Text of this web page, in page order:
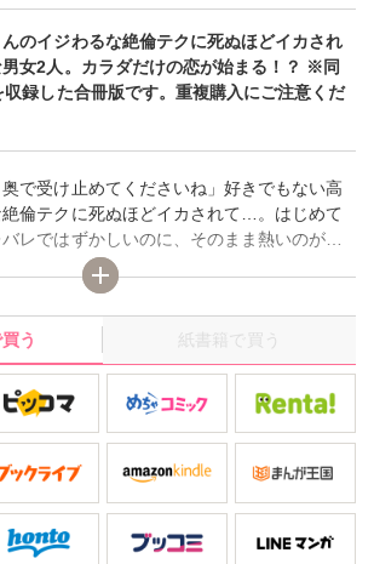
のイジわるな絶倫テクに死ぬほどイカされ
女2人。カラダだけの恋が始まる！？ ※同
録した合冊版です。重複購入にご注意くだ
奥で受け止めてくださいね」好きでもない高
倫テクに死ぬほどイカされて…。はじめて
レではずかしいのに、そのまま熱いのが奥
ッ。既婚者の主任に実らない恋心を抱くデ
んな彼女は女遊びが激しいサイテーな後輩・
されていた。会社帰り、その高階くんと遊
遇してしまった茅子は、半ば強引に彼に居酒
かれて……！？恋に難ありな男女2人。カラダ
？ ※同タイトルの1～4話を収録した合冊版で
ください。
う 紙書籍で買う